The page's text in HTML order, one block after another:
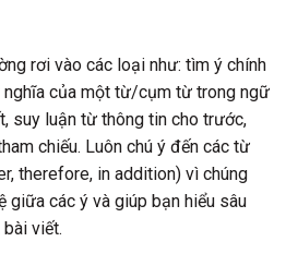
rơi vào các loại như: tìm ý chính
nghĩa của một từ/cụm từ trong ngữ
suy luận từ thông tin cho trước,
chiếu. Luôn chú ý đến các từ
therefore, in addition) vì chúng
giữa các ý và giúp bạn hiểu sâu
viết.